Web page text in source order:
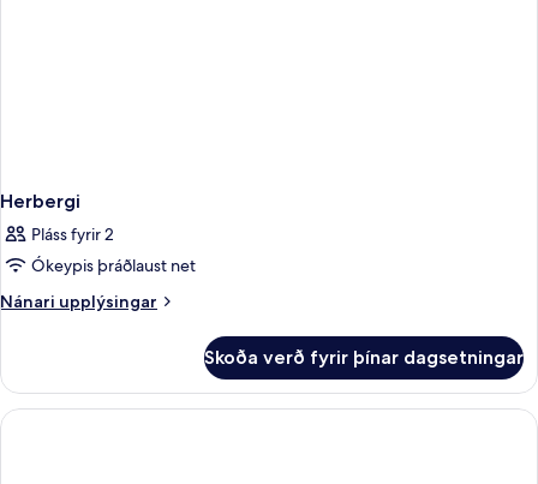
Herbergi
Pláss fyrir 2
Ókeypis þráðlaust net
Nánari upplýsingar
Nánari
Skoða verð fyrir þínar dagsetningar